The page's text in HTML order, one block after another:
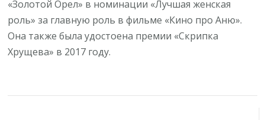
«Золотой Орел» в номинации «Лучшая женская
роль» за главную роль в фильме «Кино про Аню».
Она также была удостоена премии «Скрипка
Хрущева» в 2017 году.